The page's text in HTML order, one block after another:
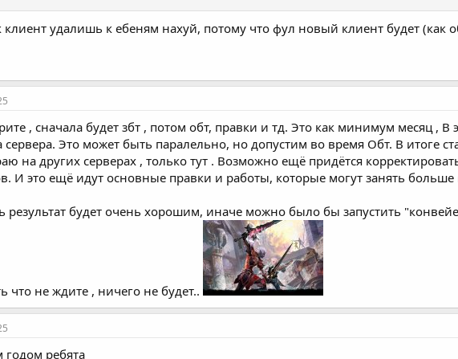
клиент удалишь к ебеням нахуй, потому что фул новый клиент будет (как
, сначала будет збт , потом обт, правки и тд. Это как минимум месяц , В
сервера. Это может быть паралельно, но допустим во время Обт. В итоге
на других серверах , только тут . Возможно ещё придётся
И это ещё идут основные правки и работы, которые могут занять больше
результат будет очень хорошим, иначе можно было бы запустить
что не ждите , ничего не будет..
ребята